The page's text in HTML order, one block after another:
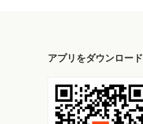
アプリをダウンロード